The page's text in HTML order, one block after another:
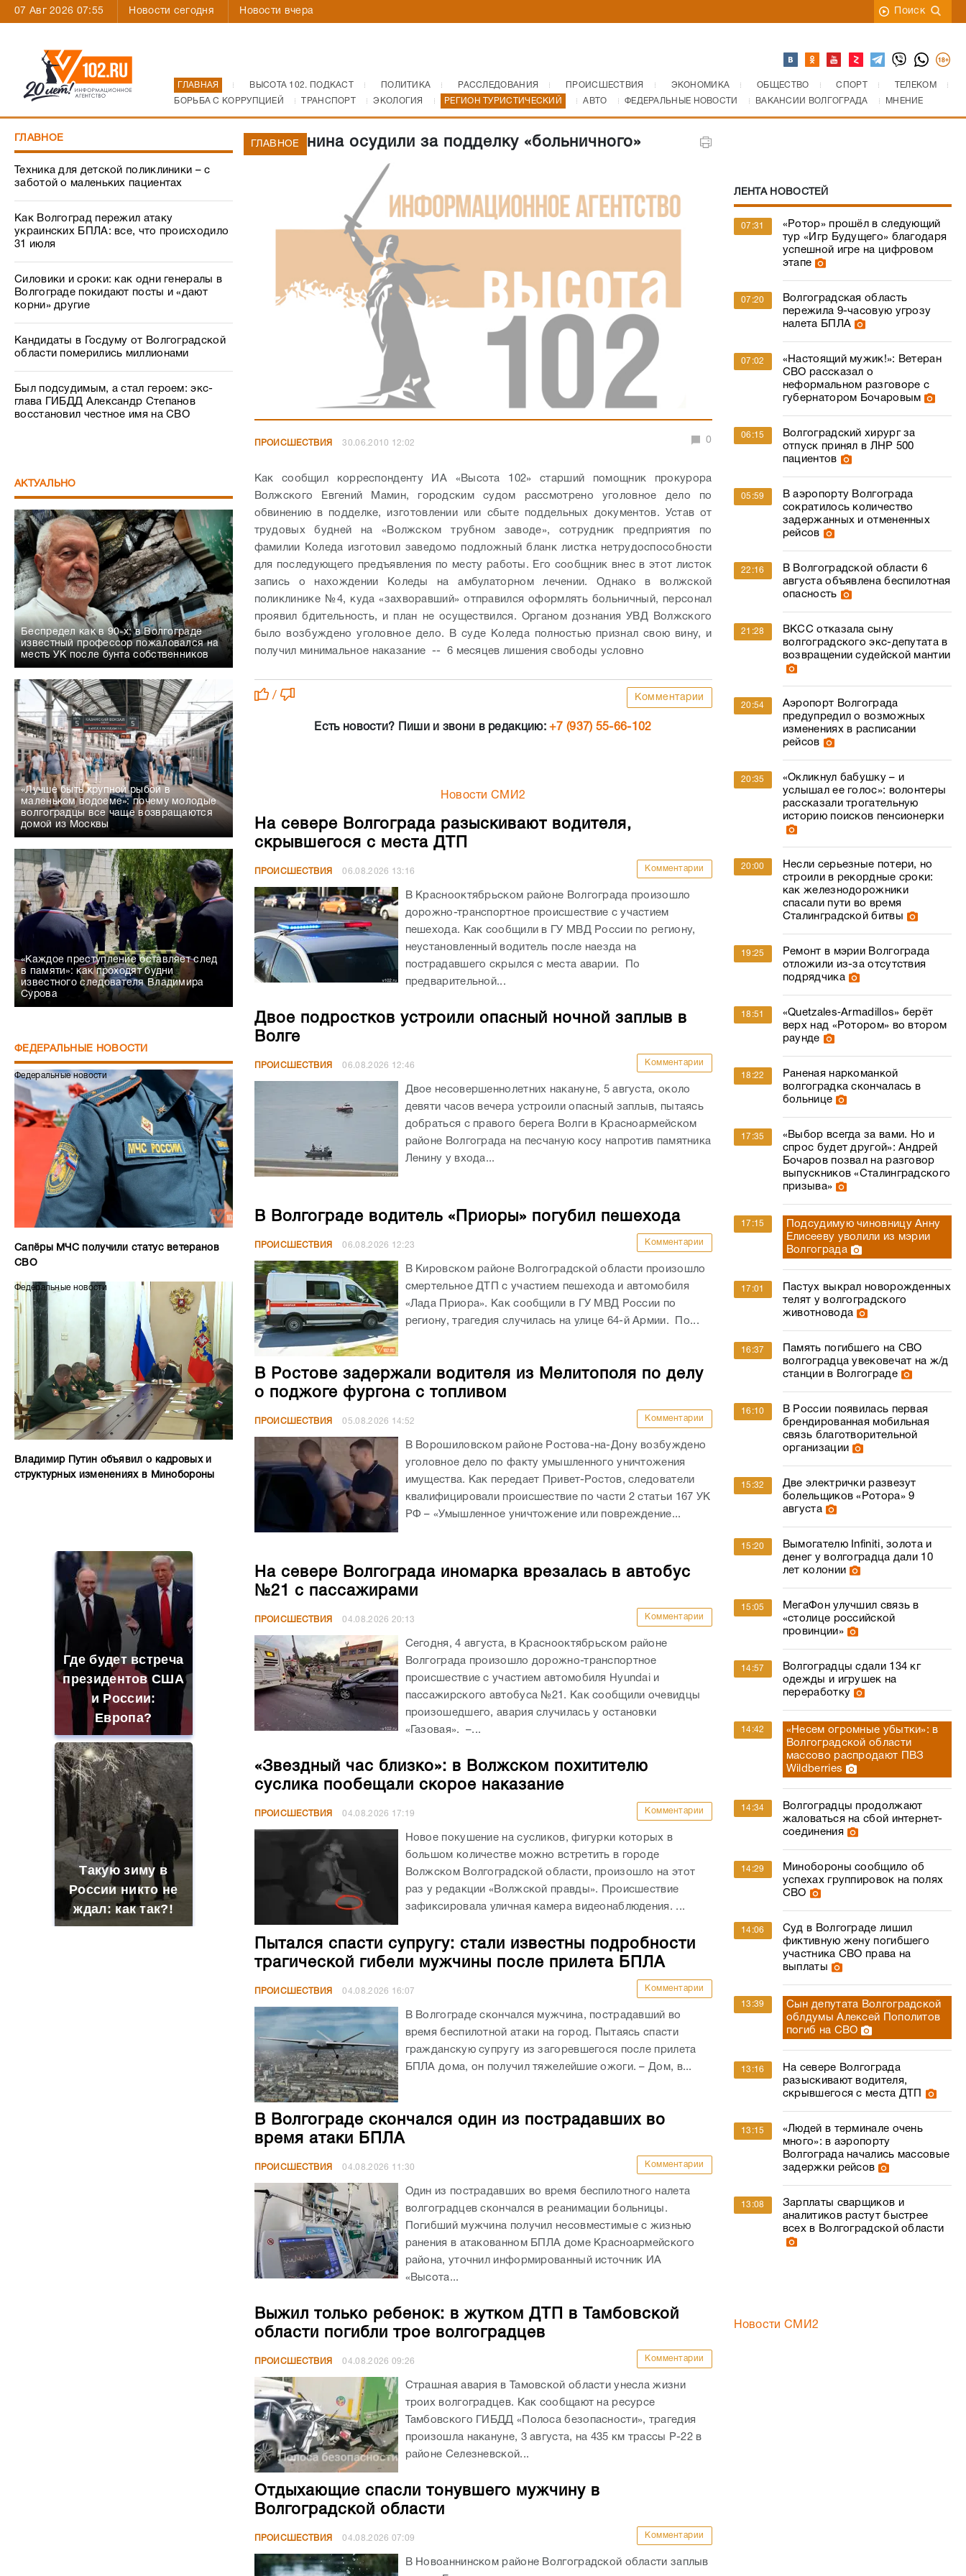
07 Авг 2026 07:55 Новости сегодня Новости вчера Поиск
ГЛАВНАЯ ВЫСОТА 102. ПОДКАСТ ПОЛИТИКА РАССЛЕДОВАНИЯ ПРОИСШЕСТВИЯ ЭКОНОМИКА ОБЩЕСТВО СПОРТ
ТЕЛЕКОМ
БОРЬБА С КОРРУПЦИЕЙ
ТРАНСПОРТ ЭКОЛОГИЯ РЕГИОН ТУРИСТИЧЕСКИЙ АВТО ФЕДЕРАЛЬНЫЕ НОВОСТИ ВАКАНСИИ ВОЛГОГРАДА МНЕНИЕ
ГЛАВНОЕ
Техника для детской поликлиники – с
заботой о маленьких пациентах
Как Волгоград пережил атаку
украинских БПЛА: все, что происходило
31 июля
Силовики и сроки: как одни генералы в
Волгограде покидают посты и «дают
корни» другие
Кандидаты в Госдуму от Волгоградской
области померились миллионами
Был подсудимым, а стал героем: экс-
глава ГИБДД Александр Степанов
восстановил честное имя на СВО
АКТУАЛЬНО
Беспредел как в 90-х: в Волгограде
известный профессор пожаловался на
месть УК после бунта собственников
«Лучше быть крупной рыбой в
маленьком водоеме»: почему молодые
волгоградцы все чаще возвращаются
домой из Москвы
«Каждое преступление оставляет след
в памяти»: как проходят будни
известного следователя Владимира
Сурова
ФЕДЕРАЛЬНЫЕ НОВОСТИ
Федеральные новости
Сапёры МЧС получили статус ветеранов
СВО
Федеральные новости
Владимир Путин объявил о кадровых и
структурных изменениях в Минобороны
Где будет встреча
президентов США
и России:
Европа?
Такую зиму в
России никто не
ждал: как так?!
Волжанина осудили за подделку «больничного»
ГЛАВНОЕ
ПРОИСШЕСТВИЯ 30.06.2010 12:02 0
Как сообщил корреспонденту ИА «Высота 102» старший помощник прокурора
Волжского Евгений Мамин, городским судом рассмотрено уголовное дело по
обвинению в подделке, изготовлении или сбыте поддельных документов. Устав от
трудовых будней на «Волжском трубном заводе», сотрудник предприятия по
фамилии Коледа изготовил заведомо подложный бланк листка нетрудоспособности
для последующего предъявления по месту работы. Его сообщник внес в этот листок
запись о нахождении Коледы на амбулаторном лечении. Однако в волжской
поликлинике №4, куда «захворавший» отправился оформлять больничный, персонал
проявил бдительность, и план не осуществился. Органом дознания УВД Волжского
было возбуждено уголовное дело. В суде Коледа полностью признал свою вину, и
получил минимальное наказание -- 6 месяцев лишения свободы условно
/ Комментарии
Есть новости? Пиши и звони в редакцию:+7 (937) 55-66-102
Новости СМИ2
На севере Волгограда разыскивают водителя,
скрывшегося с места ДТП
ПРОИСШЕСТВИЯ 06.08.2026 13:16 Комментарии
В Краснооктябрьском районе Волгограда произошло
дорожно-транспортное происшествие с участием
пешехода. Как сообщили в ГУ МВД России по региону,
неустановленный водитель после наезда на
пострадавшего скрылся с места аварии. По
предварительной...
Двое подростков устроили опасный ночной заплыв в
Волге
ПРОИСШЕСТВИЯ 06.08.2026 12:46 Комментарии
Двое несовершеннолетних накануне, 5 августа, около
девяти часов вечера устроили опасный заплыв, пытаясь
добраться с правого берега Волги в Красноармейском
районе Волгограда на песчаную косу напротив памятника
Ленину у входа...
В Волгограде водитель «Приоры» погубил пешехода
ПРОИСШЕСТВИЯ 06.08.2026 12:23 Комментарии
В Кировском районе Волгоградской области произошло
смертельное ДТП с участием пешехода и автомобиля
«Лада Приора». Как сообщили в ГУ МВД России по
региону, трагедия случилась на улице 64-й Армии. По...
В Ростове задержали водителя из Мелитополя по делу
о поджоге фургона с топливом
ПРОИСШЕСТВИЯ 05.08.2026 14:52 Комментарии
В Ворошиловском районе Ростова-на-Дону возбуждено
уголовное дело по факту умышленного уничтожения
имущества. Как передает Привет-Ростов, следователи
квалифицировали происшествие по части 2 статьи 167 УК
РФ – «Умышленное уничтожение или повреждение...
На севере Волгограда иномарка врезалась в автобус
№21 с пассажирами
ПРОИСШЕСТВИЯ 04.08.2026 20:13 Комментарии
Сегодня, 4 августа, в Краснооктябрьском районе
Волгограда произошло дорожно-транспортное
происшествие с участием автомобиля Hyundai и
пассажирского автобуса №21. Как сообщили очевидцы
произошедшего, авария случилась у остановки
«Газовая». –...
«Звездный час близко»: в Волжском похитителю
суслика пообещали скорое наказание
ПРОИСШЕСТВИЯ 04.08.2026 17:19 Комментарии
Новое покушение на сусликов, фигурки которых в
большом количестве можно встретить в городе
Волжском Волгоградской области, произошло на этот
раз у редакции «Волжской правды». Происшествие
зафиксировала уличная камера видеонаблюдения. ...
Пытался спасти супругу: стали известны подробности
трагической гибели мужчины после прилета БПЛА
ПРОИСШЕСТВИЯ 04.08.2026 16:07 Комментарии
В Волгограде скончался мужчина, пострадавший во
время беспилотной атаки на город. Пытаясь спасти
гражданскую супругу из загоревшегося после прилета
БПЛА дома, он получил тяжелейшие ожоги. – Дом, в...
В Волгограде скончался один из пострадавших во
время атаки БПЛА
ПРОИСШЕСТВИЯ 04.08.2026 11:30 Комментарии
Один из пострадавших во время беспилотного налета
волгоградцев скончался в реанимации больницы.
Погибший мужчина получил несовместимые с жизнью
ранения в атакованном БПЛА доме Красноармейского
района, уточнил информированный источник ИА
«Высота...
Выжил только ребенок: в жутком ДТП в Тамбовской
области погибли трое волгоградцев
ПРОИСШЕСТВИЯ 04.08.2026 09:26 Комментарии
Страшная авария в Тамовской области унесла жизни
троих волгоградцев. Как сообщают на ресурсе
Тамбовского ГИБДД «Полоса безопасности», трагедия
произошла накануне, 3 августа, на 435 км трассы Р-22 в
районе Селезневской...
Отдыхающие спасли тонувшего мужчину в
Волгоградской области
ПРОИСШЕСТВИЯ 04.08.2026 07:09 Комментарии
В Новоаннинском районе Волгоградской области заплыв
ЛЕНТА НОВОСТЕЙ
07:31
«Ротор» прошёл в следующий
тур «Игр Будущего» благодаря
успешной игре на цифровом
этапе
07:20
Волгоградская область
пережила 9-часовую угрозу
налета БПЛА
07:02
«Настоящий мужик!»: Ветеран
СВО рассказал о
неформальном разговоре с
губернатором Бочаровым
06:15
Волгоградский хирург за
отпуск принял в ЛНР 500
пациентов
05:59
В аэропорту Волгограда
сократилось количество
задержанных и отмененных
рейсов
22:16
В Волгоградской области 6
августа объявлена беспилотная
опасность
21:28
ВКСС отказала сыну
волгоградского экс-депутата в
возвращении судейской мантии
20:54
Аэропорт Волгограда
предупредил о возможных
изменениях в расписании
рейсов
20:35
«Окликнул бабушку – и
услышал ее голос»: волонтеры
рассказали трогательную
историю поисков пенсионерки
20:00
Несли серьезные потери, но
строили в рекордные сроки:
как железнодорожники
спасали пути во время
Сталинградской битвы
19:25
Ремонт в мэрии Волгограда
отложили из-за отсутствия
подрядчика
18:51
«Quetzales‑Armadillos» берёт
верх над «Ротором» во втором
раунде
18:22
Раненая наркоманкой
волгоградка скончалась в
больнице
17:35
«Выбор всегда за вами. Но и
спрос будет другой»: Андрей
Бочаров позвал на разговор
выпускников «Сталинградского
призыва»
17:15
Подсудимую чиновницу Анну
Елисееву уволили из мэрии
Волгограда
17:01
Пастух выкрал новорожденных
телят у волгоградского
животновода
16:37
Память погибшего на СВО
волгоградца увековечат на ж/д
станции в Волгограде
16:10
В России появилась первая
брендированная мобильная
связь благотворительной
организации
15:32
Две электрички развезут
болельщиков «Ротора» 9
августа
15:20
Вымогателю Infiniti, золота и
денег у волгоградца дали 10
лет колонии
15:05
МегаФон улучшил связь в
«столице российской
провинции»
14:57
Волгоградцы сдали 134 кг
одежды и игрушек на
переработку
14:42
«Несем огромные убытки»: в
Волгоградской области
массово распродают ПВЗ
Wildberries
14:34
Волгоградцы продолжают
жаловаться на сбой интернет-
соединения
14:29
Минобороны сообщило об
успехах группировок на полях
СВО
14:06
Суд в Волгограде лишил
фиктивную жену погибшего
участника СВО права на
выплаты
13:39
Сын депутата Волгоградской
облдумы Алексей Пополитов
погиб на СВО
13:16
На севере Волгограда
разыскивают водителя,
скрывшегося с места ДТП
13:15
«Людей в терминале очень
много»: в аэропорту
Волгограда начались массовые
задержки рейсов
13:08
Зарплаты сварщиков и
аналитиков растут быстрее
всех в Волгоградской области
Новости СМИ2